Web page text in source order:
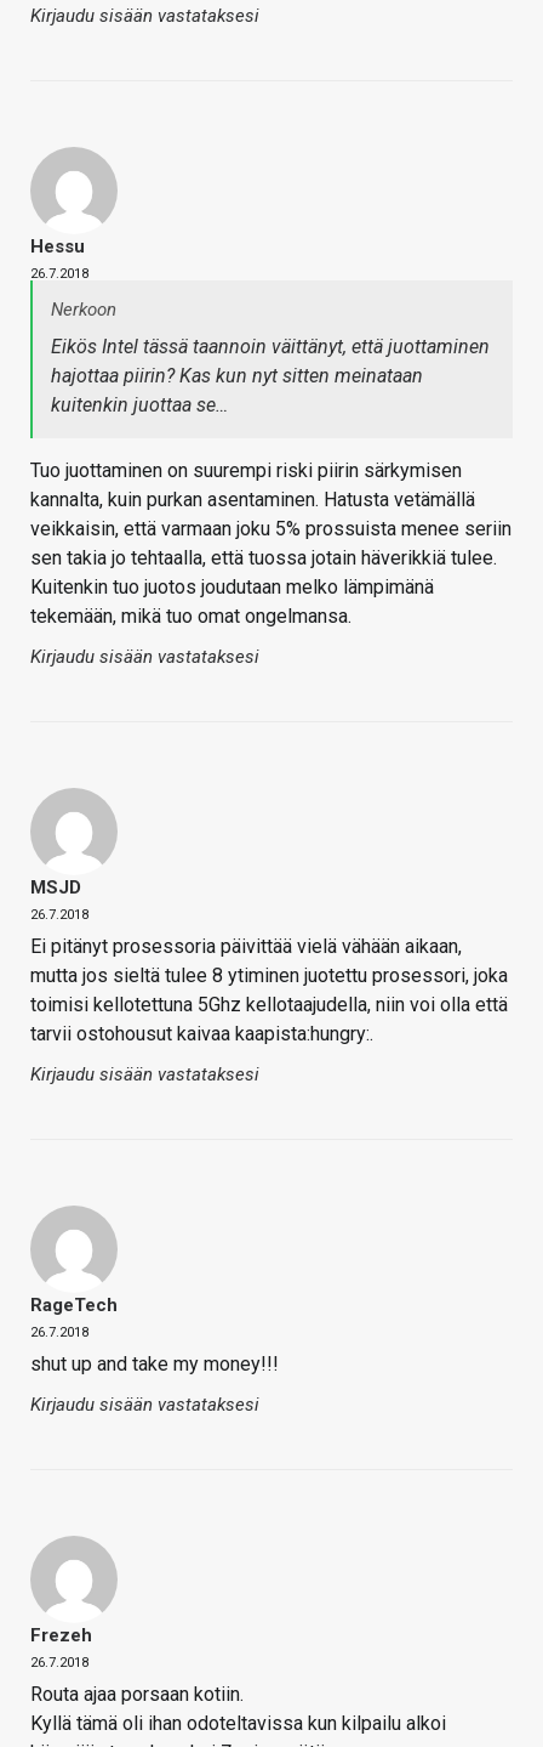
Kirjaudu sisään vastataksesi
Hessu
26.7.2018
Nerkoon
Eikös Intel tässä taannoin väittänyt, että juottaminen
hajottaa piirin? Kas kun nyt sitten meinataan
kuitenkin juottaa se…
Tuo juottaminen on suurempi riski piirin särkymisen
kannalta, kuin purkan asentaminen. Hatusta vetämällä
veikkaisin, että varmaan joku 5% prossuista menee seriin
sen takia jo tehtaalla, että tuossa jotain häverikkiä tulee.
Kuitenkin tuo juotos joudutaan melko lämpimänä
tekemään, mikä tuo omat ongelmansa.
Kirjaudu sisään vastataksesi
MSJD
26.7.2018
Ei pitänyt prosessoria päivittää vielä vähään aikaan,
mutta jos sieltä tulee 8 ytiminen juotettu prosessori, joka
toimisi kellotettuna 5Ghz kellotaajudella, niin voi olla että
tarvii ostohousut kaivaa kaapista:hungry:.
Kirjaudu sisään vastataksesi
RageTech
26.7.2018
shut up and take my money!!!
Kirjaudu sisään vastataksesi
Frezeh
26.7.2018
Routa ajaa porsaan kotiin.
Kyllä tämä oli ihan odoteltavissa kun kilpailu alkoi